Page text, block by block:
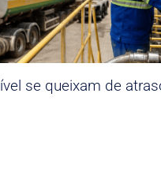
se queixam de